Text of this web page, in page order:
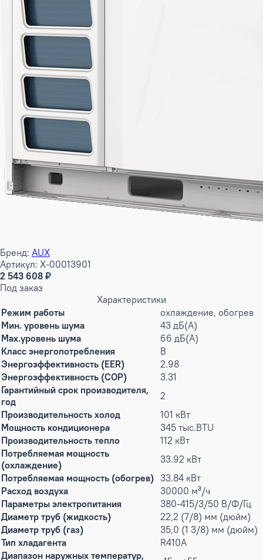
Бренд: AUX
Артикул: X-00013901
2 543 608 ₽
Под заказ
Характеристики
Режим работы
охлаждение, обогрев
Мин. уровень шума
43 дБ(А)
Max.уровень шума
66 дБ(А)
Класс энергопотребления
B
Энергоэффективность (EER)
2.98
Энергоэффективность (COP)
3.31
Гарантийный срок производителя,
год
2
Производительность холод
101 кВт
Мощность кондиционера
345 тыс.BTU
Производительность тепло
112 кВт
Потребляемая мощность
(охлаждение)
33.92 кВт
Потребляемая мощность (обогрев) 33.84 кВт
Расход воздуха
30000 м³/ч
Параметры электропитания
380-415/3/50 В/Ф/Гц
Диаметр труб (жидкость)
22,2 (7/8) мм (дюйм)
Диаметр труб (газ)
35,0 (1 3/8) мм (дюйм)
Тип хладагента
R410A
Диапазон наружных температур,